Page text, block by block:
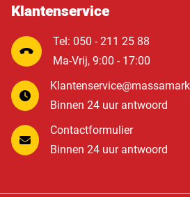
Klantenservice
Tel: 050 - 211 25 88
Ma-Vrij, 9:00 - 17:00
Binnen 24 uur antwoord
Contactformulier
Binnen 24 uur antwoord